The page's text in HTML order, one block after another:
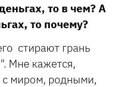
то в чем? А
то почему?
стирают грань
Мне кажется,
с миром, родными,